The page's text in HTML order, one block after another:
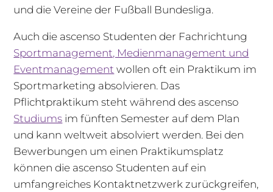
und die Vereine der Fußball Bundesliga.
Auch die ascenso Studenten der Fachrichtung
Sportmanagement, Medienmanagement und
Eventmanagement wollen oft ein Praktikum im
Sportmarketing absolvieren. Das
Pflichtpraktikum steht während des ascenso
Studiums im fünften Semester auf dem Plan
und kann weltweit absolviert werden. Bei den
Bewerbungen um einen Praktikumsplatz
können die ascenso Studenten auf ein
umfangreiches Kontaktnetzwerk zurückgreifen,